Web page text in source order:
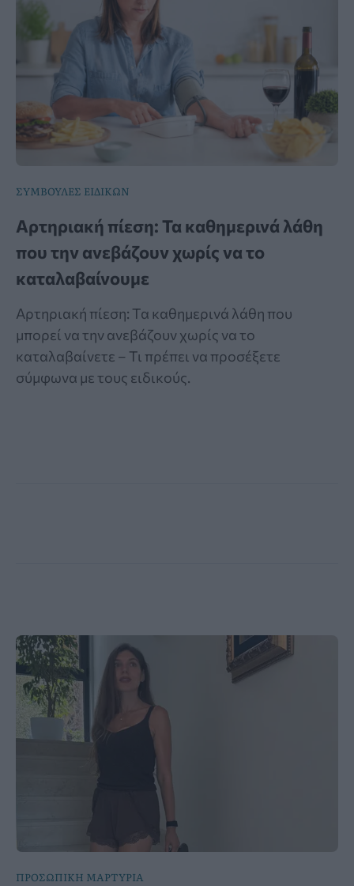
ΣΥΜΒΟΥΛΕΣ ΕΙΔΙΚΩΝ
Αρτηριακή πίεση: Τα καθημερινά λάθη
που την ανεβάζουν χωρίς να το
καταλαβαίνουμε
Αρτηριακή πίεση: Τα καθημερινά λάθη που
μπορεί να την ανεβάζουν χωρίς να το
καταλαβαίνετε – Τι πρέπει να προσέξετε
σύμφωνα με τους ειδικούς.
ΠΡΟΣΩΠΙΚΗ ΜΑΡΤΥΡΙΑ